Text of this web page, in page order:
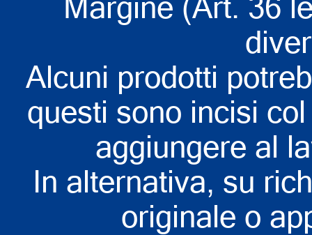
Margine (Art. 36
Alcuni prodotti
questi sono incisi
aggiungere al
In alternativa, su
originale o